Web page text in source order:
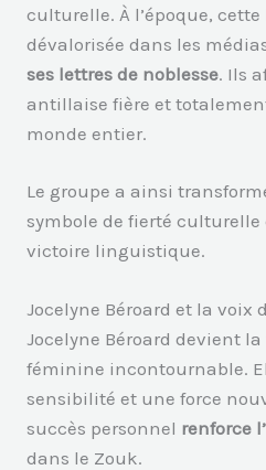
culturelle. À l’époque,
dévalorisée dans les
ses lettres de noblesse. Ils
antillaise fière et
monde entier.
Le groupe a ainsi
symbole de fierté culturelle
victoire linguistique.
Jocelyne Béroard et la voix
Jocelyne Béroard devient
féminine incontournable.
sensibilité et une force
succès personnel renforce
dans le Zouk.